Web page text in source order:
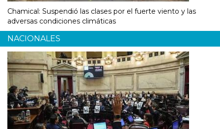
Chamical: Suspendió las clases por el fuerte viento y las
adversas condiciones climáticas
NACIONALES